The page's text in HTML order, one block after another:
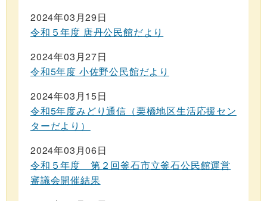
2024年03月29日
令和５年度 唐丹公民館だより
2024年03月27日
令和5年度 小佐野公民館だより
2024年03月15日
令和5年度みどり通信（栗橋地区生活応援セン
ターだより）
2024年03月06日
令和５年度 第２回釜石市立釜石公民館運営
審議会開催結果